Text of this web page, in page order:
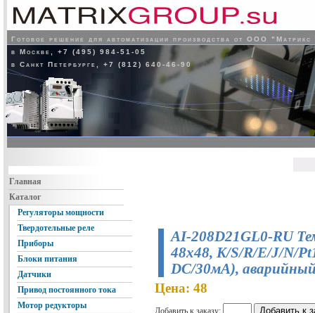
Готовое решение для автоматизации производства от ООО "Матрикс
в Москве, +7 (495) 984-51-05
в Санкт Петербурге, +7 (812) 640-46-90
Главная
Каталог
Регуляторы мощности
Твердотельные реле
Приборы
Блоки питания
Датчики
Привод постоянного тока
Мотор редукторы
AI-208D21GL0-RU
48x48, K/S/R/E/J/N/
DC/30мA),
Цена: 48
Добавить к заказу: